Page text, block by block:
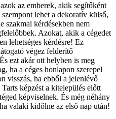
az emberek, akik segítőként
lehet a dekoratív külső,
szakmai kérdésekben nem
Azokat, akik a cégedet
lehetséges kérdésre! Ez
végez felderítő
ezt akár ott helyben is meg
ha a céges honlapon szerepel
visszás, ha ebből a jelenlévő
képzést a kitelepülés előtt
képviselnek. És még néhány
valaki kidőlne az első nap után!